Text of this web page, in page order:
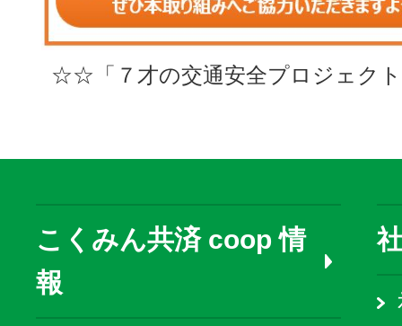
☆☆「７才の交通安全プロジェク
こくみん共済 coop 情
報